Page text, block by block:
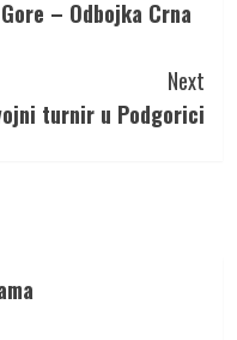
– Odbojka Crna
Next
turnir u Podgorici